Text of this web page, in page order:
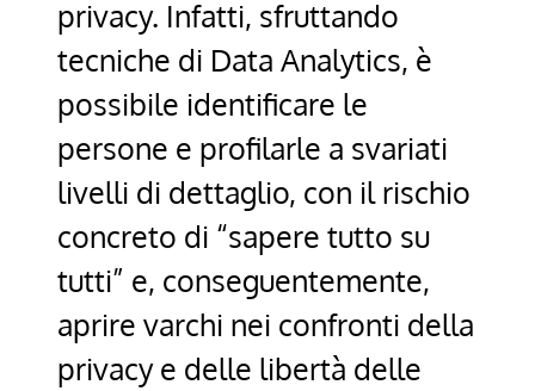
privacy. Infatti, sfruttando
tecniche di Data Analytics, è
possibile identificare le
persone e profilarle a svariati
livelli di dettaglio, con il rischio
concreto di “sapere tutto su
tutti” e, conseguentemente,
aprire varchi nei confronti della
privacy e delle libertà delle